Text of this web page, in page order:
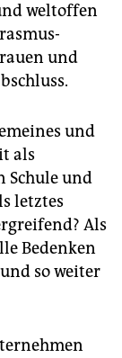
weltoffen
und
und
als
Schule und
letztes
Als
Bedenken
so weiter